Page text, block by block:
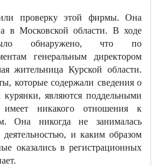
проверку этой фирмы. Она
в Московской области. В ходе
было обнаружено, что по
генеральным директором
жительница Курской области.
которые содержали сведения о
являются поддельными
никакого отношения к
Она никогда не занималась
деятельностью, и каким образом
оказались в регистрационных